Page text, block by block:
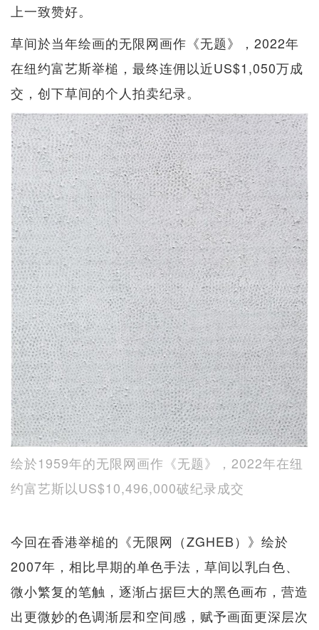
上一致赞好。
草间於当年绘画的无限网画作《无题》，2022年
在纽约富艺斯举槌，最终连佣以近US$1,050万成
交，创下草间的个人拍卖纪录。
绘於1959年的无限网画作《无题》，2022年在纽
约富艺斯以US$10,496,000破纪录成交
今回在香港举槌的《无限网（ZGHEB）》绘於
2007年，相比早期的单色手法，草间以乳白色、
微小繁复的笔触，逐渐占据巨大的黑色画布，营造
出更微妙的色调渐层和空间感，赋予画面更深层次